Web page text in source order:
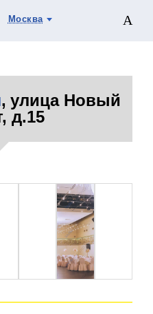
Москва
, улица Новый
д.15